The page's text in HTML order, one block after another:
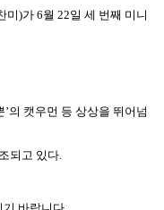
미)가 6월 22일 세 번째 미니
’의 캣우먼 등 상상을 뛰어넘
되고 있다